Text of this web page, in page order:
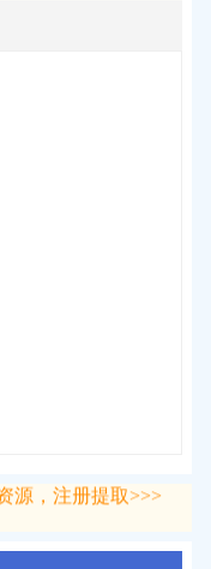
源，注册提取>>>